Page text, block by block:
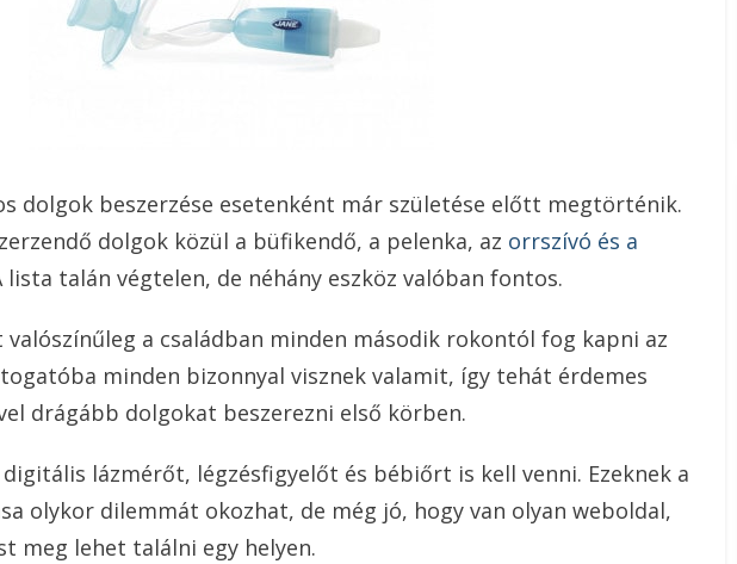
dolgok beszerzése esetenként már születése előtt megtörténik.
dolgok közül a büfikendő, a pelenka, az orrszívó és a
lista talán végtelen, de néhány eszköz valóban fontos.
a családban minden második rokontól fog kapni az
minden bizonnyal visznek valamit, így tehát érdemes
drágább dolgokat beszerezni első körben.
lázmérőt, légzésfigyelőt és bébiőrt is kell venni. Ezeknek a
olykor dilemmát okozhat, de még jó, hogy van olyan weboldal,
meg lehet találni egy helyen.